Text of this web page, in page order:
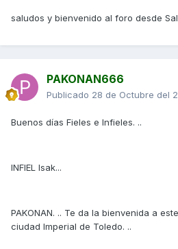
saludos y bienvenido al foro desde
PAKONAN666
Publicado 28 de Octubre del
Buenos días Fieles e Infieles. ..
INFIEL Isak...
PAKONAN. .. Te da la bienvenida a
ciudad Imperial de Toledo. ..